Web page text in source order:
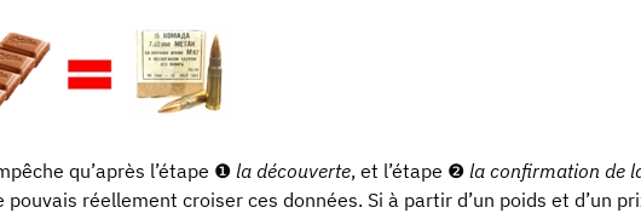
qu’après l’étape ❶la découverte, et l’étape ❷ la confirmation de
pouvais réellement croiser ces données. Si à partir d’un poids et d’un